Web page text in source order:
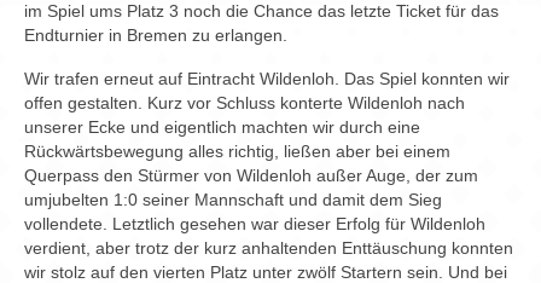
im Spiel ums Platz 3 noch die Chance das letzte Ticket für das
Endturnier in Bremen zu erlangen.
Wir trafen erneut auf Eintracht Wildenloh. Das Spiel konnten wir
offen gestalten. Kurz vor Schluss konterte Wildenloh nach
unserer Ecke und eigentlich machten wir durch eine
Rückwärtsbewegung alles richtig, ließen aber bei einem
Querpass den Stürmer von Wildenloh außer Auge, der zum
umjubelten 1:0 seiner Mannschaft und damit dem Sieg
vollendete. Letztlich gesehen war dieser Erfolg für Wildenloh
verdient, aber trotz der kurz anhaltenden Enttäuschung konnten
wir stolz auf den vierten Platz unter zwölf Startern sein. Und bei